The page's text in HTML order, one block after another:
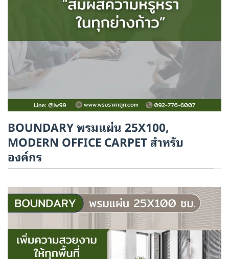
BOUNDARY พรมแผ่น 25X100,
MODERN OFFICE CARPET สำหรับ
องค์กร